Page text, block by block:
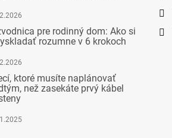
pre rodinný dom: Ako si
rozumne v 6 krokoch
ktoré musíte naplánovať
než zasekáte prvý kábel